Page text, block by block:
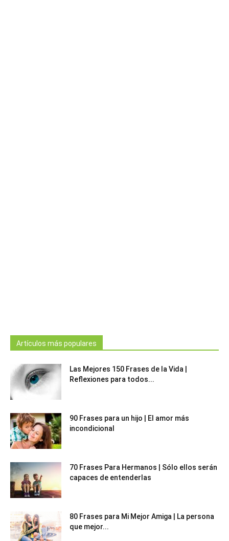
Artículos más populares
Las Mejores 150 Frases de la Vida |
Reflexiones para todos...
90 Frases para un hijo | El amor más
incondicional
70 Frases Para Hermanos | Sólo ellos serán
capaces de entenderlas
80 Frases para Mi Mejor Amiga | La persona
que mejor...